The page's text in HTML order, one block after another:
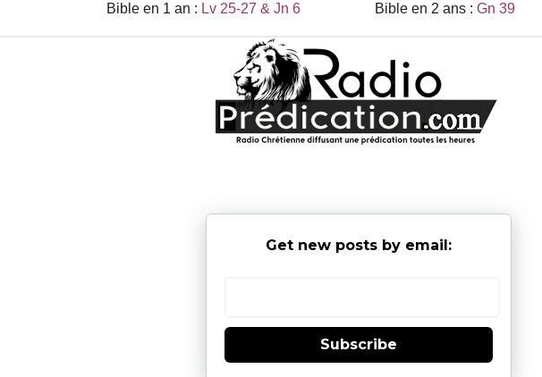
Bible en 1 an : Lv 25-27 & Jn 6 Bible en 2 ans : Gn 39
Get new posts by email:
Subscribe